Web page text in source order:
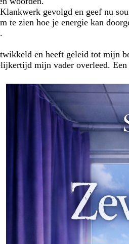
gevolgd en geef nu
te zien hoe je energie kan
en heeft geleid tot mijn
mijn vader overleed.